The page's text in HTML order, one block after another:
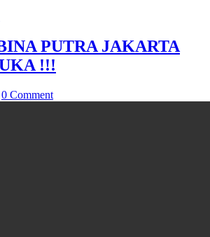
PUTRA JAKARTA
!!!
0 Comment